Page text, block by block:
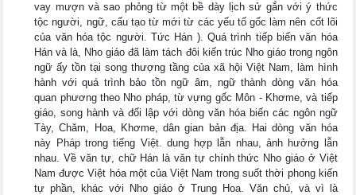
vay mượn và sao phỏng từ một bề dày lịch sử gắn với ý thức
tộc người, ngữ, cấu tạo từ mới từ các yếu tố gốc làm nên cốt lõi
của văn hóa tộc người. Tức Hán ). Quá trình tiếp biến văn hóa
Hán và là, Nho giáo đã làm tách đôi kiến trúc Nho giáo trong ngôn
ngữ ấy tồn tại song thượng tầng của xã hội Việt Nam, làm hình
hành với quá trình bảo tồn ngữ âm, ngữ thành dòng văn hóa
quan phương theo Nho pháp, từ vựng gốc Môn - Khơme, và tiếp
giáo, song hành và đối lập với dòng văn hóa biến các ngôn ngữ
Tày, Chăm, Hoa, Khơme, dân gian bản địa. Hai dòng văn hóa
này Pháp trong tiếng Việt. dung hợp lẫn nhau, ảnh hưởng lẫn
nhau. Về văn tự, chữ Hán là văn tự chính thức Nho giáo ở Việt
Nam được Việt hóa một của Việt Nam trong suốt thời phong kiến
tự phần, khác với Nho giáo ở Trung Hoa. Văn chủ, và vì là